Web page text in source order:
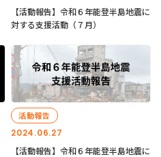
【活動報告】令和６年能登半島地震に
対する支援活動（７月）
2024.06.27
活動報告
【活動報告】令和６年能登半島地震に